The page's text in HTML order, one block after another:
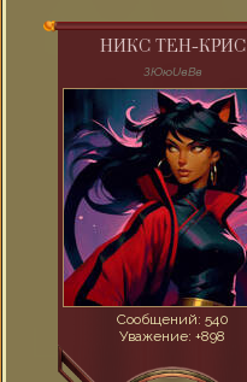
НИКС ТЕН-КРИС
ЗЮюUвВв
Сообщений: 540
Уважение: +898